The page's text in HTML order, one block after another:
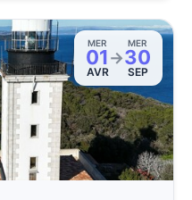
MER
01
AVR
→
MER
30
SEP